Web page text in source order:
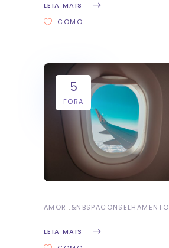
LEIA MAIS
COMO
5
FORA
AMOR &NBSPACONSELHAMENTO
LEIA MAIS